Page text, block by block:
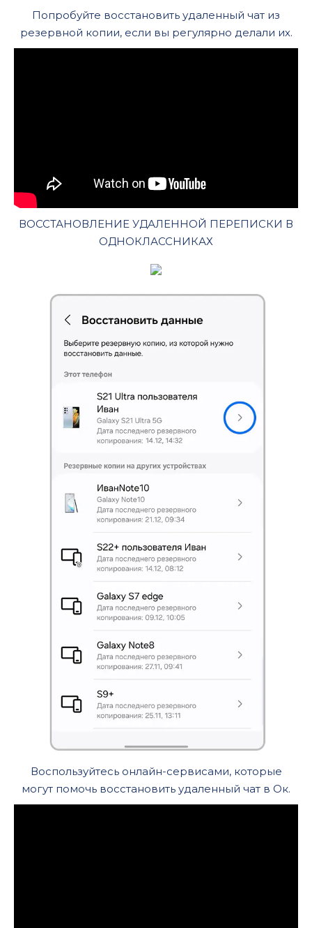
Попробуйте восстановить удаленный чат из
резервной копии, если вы регулярно делали их.
ВОССТАНОВЛЕНИЕ УДАЛЕННОЙ ПЕРЕПИСКИ В
ОДНОКЛАССНИКАХ
Воспользуйтесь онлайн-сервисами, которые
могут помочь восстановить удаленный чат в Ок.